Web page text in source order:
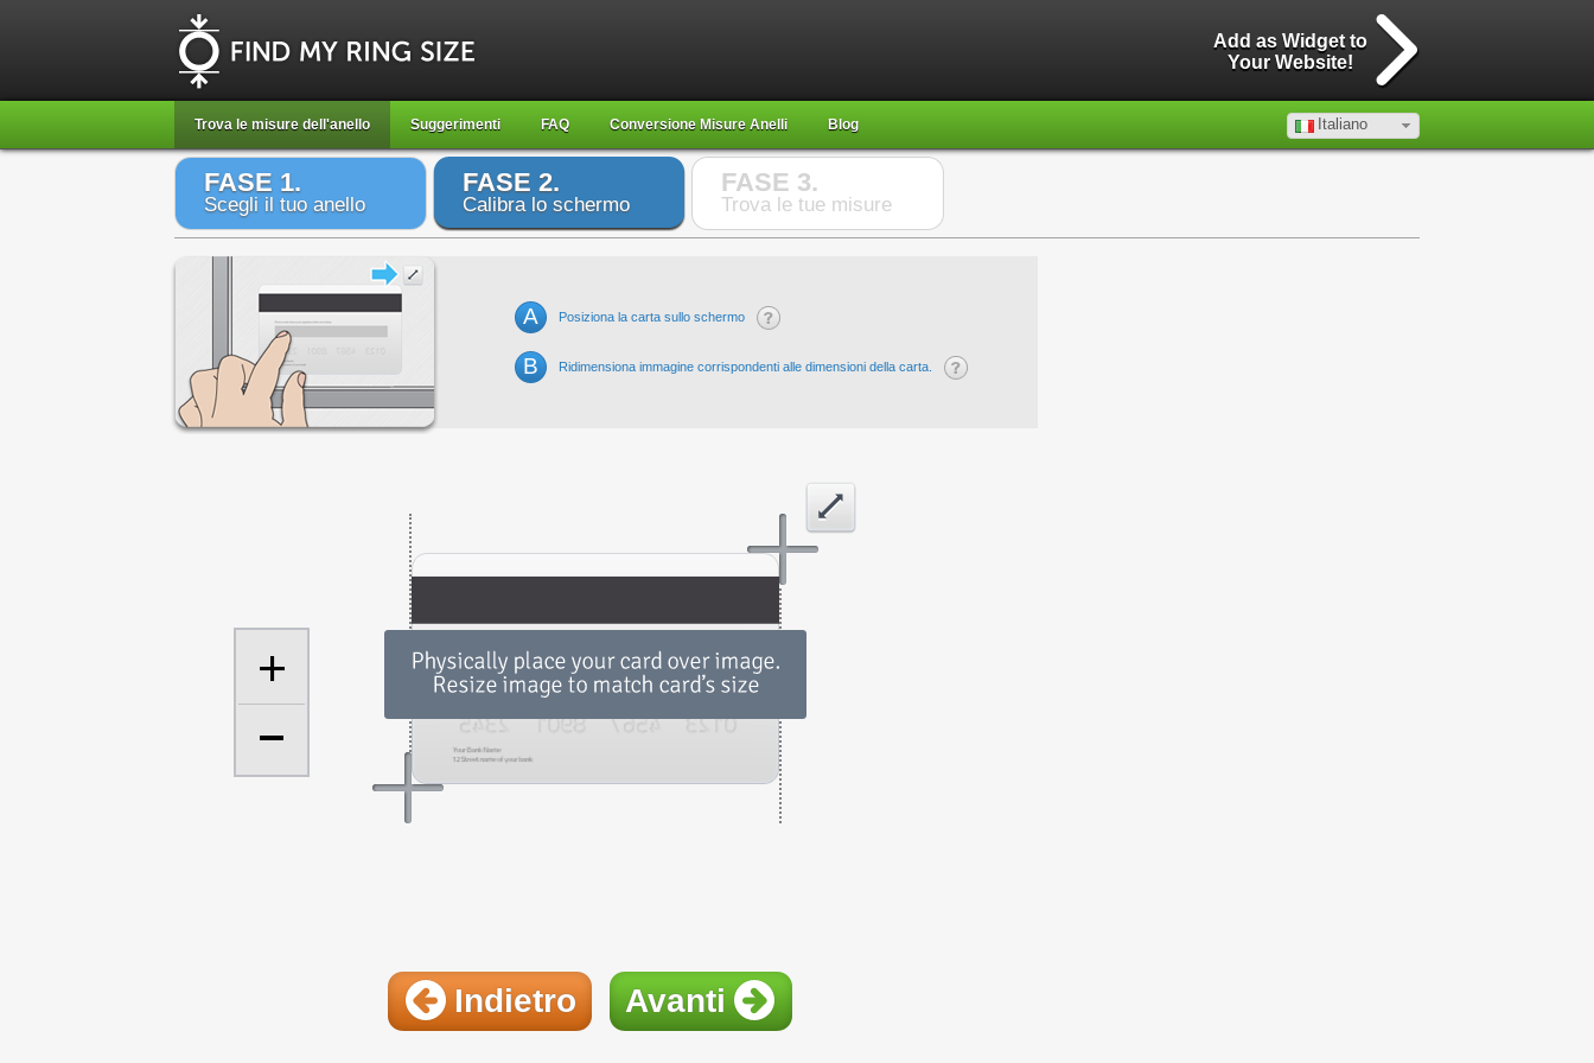
Add as Widget to
Your Website!
Trova le misure dell'anello Suggerimenti FAQ Conversione Misure Anelli Blog Italiano
FASE 1.
Scegli il tuo anello
FASE 2.
Calibra lo schermo
FASE 3.
Trova le tue misure
A Posiziona la carta sullo schermo
B Ridimensiona immagine corrispondenti alle dimensioni della carta.
+
Indietro Avanti